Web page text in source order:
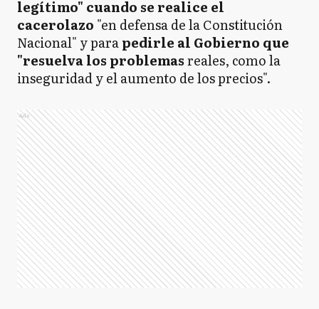
legítimo" cuando se realice el
cacerolazo "en defensa de la Constitución
Nacional" y parapedirle al Gobierno que
"resuelva los problemasreales, como la
inseguridad y el aumento de los precios".
Ads